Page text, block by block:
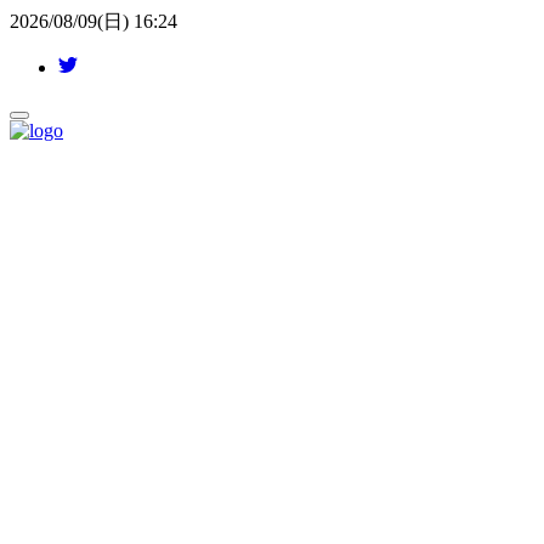
2026/08/09(日) 16:24